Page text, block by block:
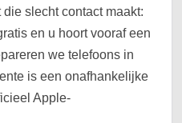
slecht contact maakt:
en u hoort vooraf een
we telefoons in
is een onafhankelijke
Apple-